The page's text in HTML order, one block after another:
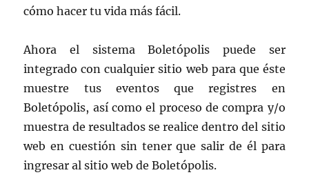
cómo hacer tu vida más fácil.
Ahora el sistema Boletópolis puede ser
integrado con cualquier sitio web para que éste
muestre tus eventos que registres en
Boletópolis, así como el proceso de compra y/o
muestra de resultados se realice dentro del sitio
web en cuestión sin tener que salir de él para
ingresar al sitio web de Boletópolis.